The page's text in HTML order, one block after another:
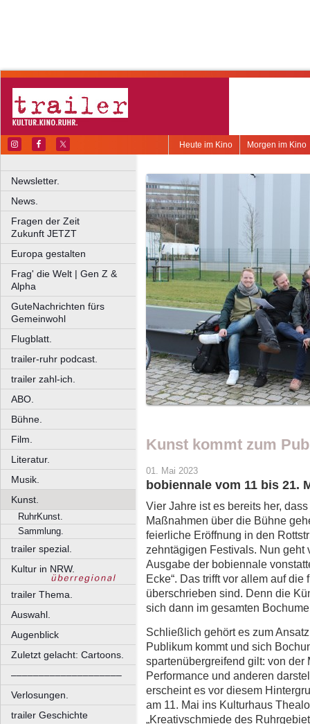
Morgen im Kino
Heute im Kino
Newsletter.
News.
Fragen der Zeit
Zukunft JETZT
Europa gestalten
Frag' die Welt | Gen Z &
Alpha
GuteNachrichten fürs
Gemeinwohl
Flugblatt.
trailer-ruhr podcast.
trailer zahl-ich.
ABO.
Bühne.
Film.
Literatur.
Musik.
Kunst.
RuhrKunst.
Sammlung.
trailer spezial.
Kultur in NRW.
trailer Thema.
Auswahl.
Augenblick
Zuletzt gelacht: Cartoons.
––––––––––––––––––––
Verlosungen.
trailer Geschichte
Kunst kommt zum
01. Mai 2023
bobiennale vom 11 bis 21.
Vier Jahre ist es bereits her,
Maßnahmen über die Bühne
feierliche Eröffnung in den
zehntägigen Festivals. Nun geht
Ausgabe der bobiennale
Ecke“. Das trifft vor allem auf die
überschrieben sind. Denn die
sich dann im gesamten
Schließlich gehört es zum
Publikum kommt und sich
spartenübergreifend gilt: von
Performance und anderen
erscheint es vor diesem
am 11. Mai ins Kulturhaus
„Kreativschmiede des